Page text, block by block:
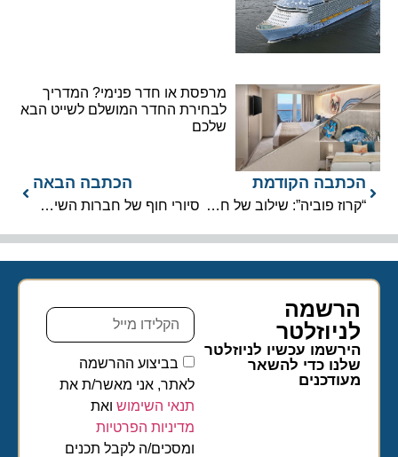
מרפסת או חדר פנימי? המדריך
לבחירת החדר המושלם לשייט הבא
שלכם
הכתבה הקודמת
“קרוז פוביה”: שילוב של חרדות שימנעו את חופשת השיט הבאה
הכתבה הבאה
סיורי חוף של חברות השיט, סיורים עצמאיים ומה שביניהם
הרשמה
לניוזלטר​
הירשמו עכשיו לניוזלטר
שלנו כדי להשאר
מעודכנים
בביצוע ההרשמה
לאתר, אני מאשר/ת את
תנאי השימושואת
מדיניות הפרטיות
ומסכים/ה לקבל תכנים